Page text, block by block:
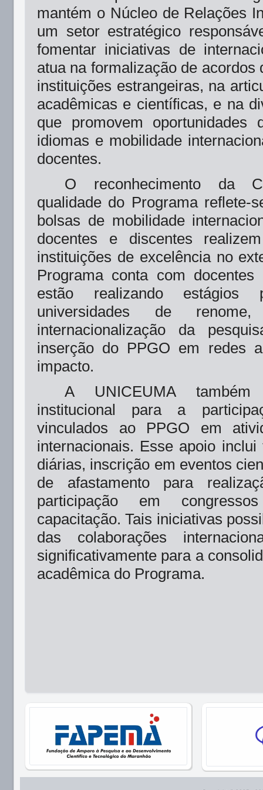
mantém o Núcleo de Relações
um setor estratégico
fomentar iniciativas de
atua na formalização de acordos
instituições estrangeiras, na
acadêmicas e científicas, e na
que promovem oportunidades
idiomas e mobilidade
docentes.
O reconhecimento da
qualidade do Programa reflete-
bolsas de mobilidade
docentes e discentes
instituições de excelência no
Programa conta com
estão realizando estágios
universidades de
internacionalização da
inserção do PPGO em redes
impacto.
A UNICEUMA também
institucional para a
vinculados ao PPGO em
internacionais. Esse apoio inclui
diárias, inscrição em eventos
de afastamento para
participação em
capacitação. Tais iniciativas
das colaborações
significativamente para a
acadêmica do Programa.